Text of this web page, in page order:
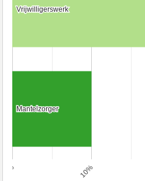
5% 10%
Vrijwilligerswerk
Vrijwilligerswerk
Mantelzorger
Mantelzorger